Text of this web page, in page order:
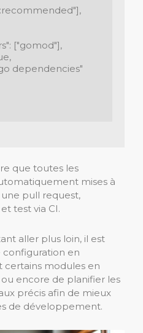
["gomod"],
dependencies"
que toutes les
mises à
pull request,
test via CI.
aller plus loin, il est
configuration en
modules en
encore de planifier les
précis afin de mieux
de développement.